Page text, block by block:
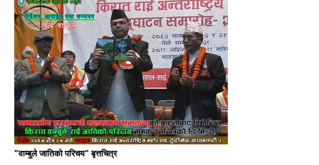
"वाम्बुले जातिको परिचय" बृत्तचित्र